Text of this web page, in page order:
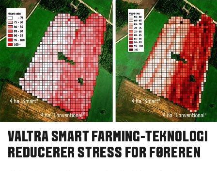
VALTRA SMART FARMING-TEKNOLOGI
REDUCERER STRESS FOR FØREREN